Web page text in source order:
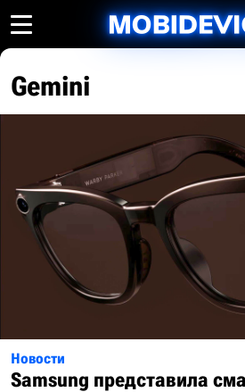
Gemini
Новости
Samsung представила